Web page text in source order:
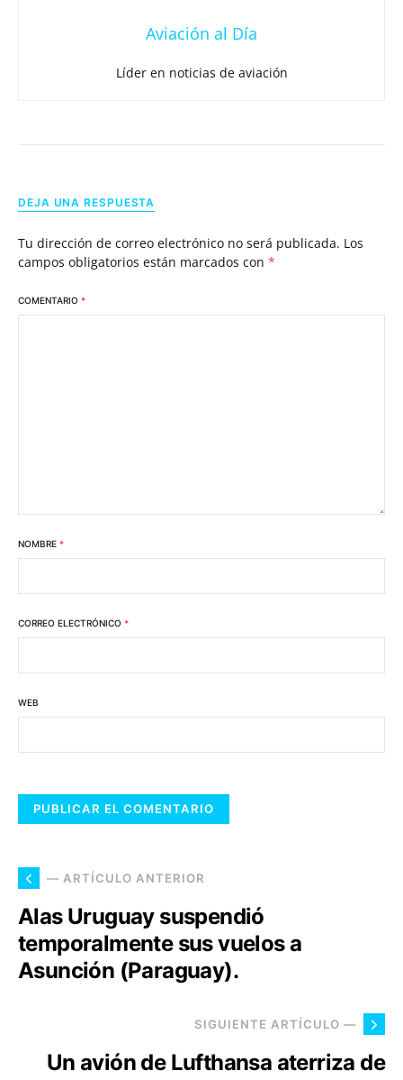
Aviación al Día
Líder en noticias de aviación
DEJA UNA RESPUESTA
Tu dirección de correo electrónico no será publicada. Los
campos obligatorios están marcados con *
COMENTARIO *
NOMBRE *
CORREO ELECTRÓNICO *
WEB
— ARTÍCULO ANTERIOR
Alas Uruguay suspendió
temporalmente sus vuelos a
Asunción (Paraguay).
SIGUIENTE ARTÍCULO —
Un avión de Lufthansa aterriza de